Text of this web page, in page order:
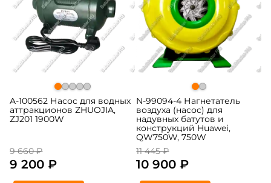
A-100562 Насос для водных
аттракционов ZHUOJIA,
ZJ201 1900W
9 660 ₽
9 200 ₽
N-99094-4 Нагнетатель
воздуха (насос) для
надувных батутов и
конструкций Huawei,
QW750W, 750W
11 445 ₽
10 900 ₽